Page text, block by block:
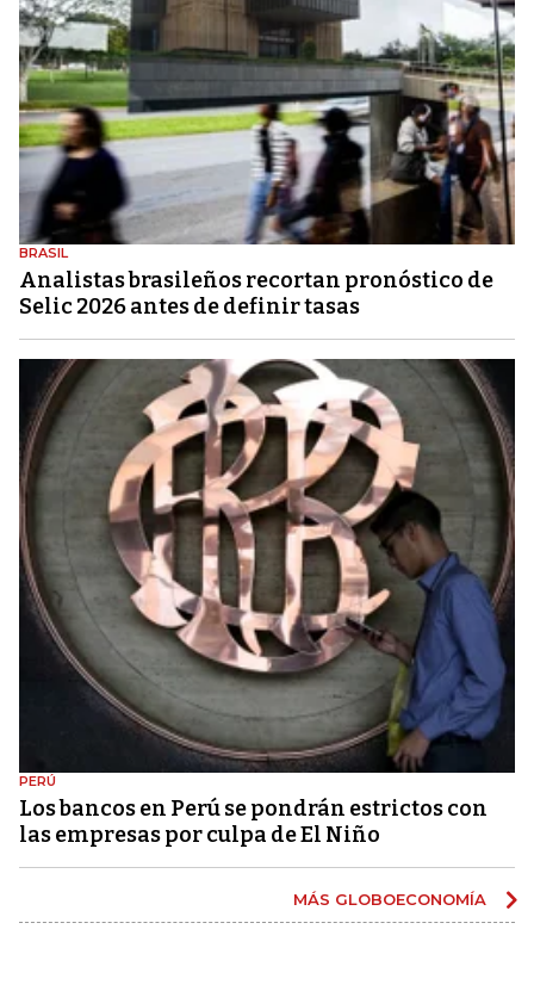
BRASIL
Analistas brasileños recortan pronóstico de
Selic 2026 antes de definir tasas
PERÚ
Los bancos en Perú se pondrán estrictos con
las empresas por culpa de El Niño
MÁS GLOBOECONOMÍA